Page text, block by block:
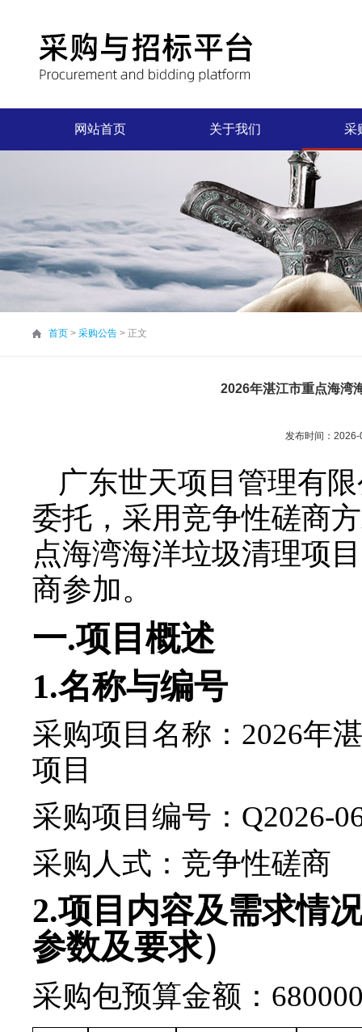
网站首页 关于我们 采
首页 > 采购公告 > 正文
2026年湛江市重点海湾
发布时间：
广东世天项目管理有
委托，采用竞争性磋商
点海湾海洋垃圾清理项目
商参加。
一.项目概述
1.名称与编号
采购项目名称： 2026年
项目
采购项目编号： Q2026-
采购人式：竞争性磋商
2.项目内容及需求情
参数及要求）
采购包预算金额：